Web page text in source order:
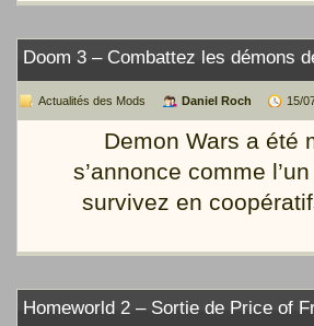
Doom 3 – Combattez les démons
Actualités des Mods Daniel Roch 15/
Demon Wars a été
s’annonce comme
survivez en
Homeworld 2 – Sortie de Price of